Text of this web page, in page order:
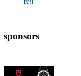
sponsors